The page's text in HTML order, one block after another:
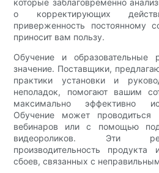
которые заблаговременно
о корректирующих
приверженность постоянному
приносит вам пользу.
Обучение и
значение. Поставщики,
практики установки и
неполадок, помогают вашим
максимально эффективно
Обучение может
вебинаров или с помощью
видеороликов. Эти
производительность
сбоев, связанных с